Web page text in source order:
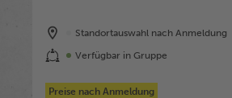
Standortauswahl nach Anmeldung
Verfügbar in Gruppe
Preise nach Anmeldung